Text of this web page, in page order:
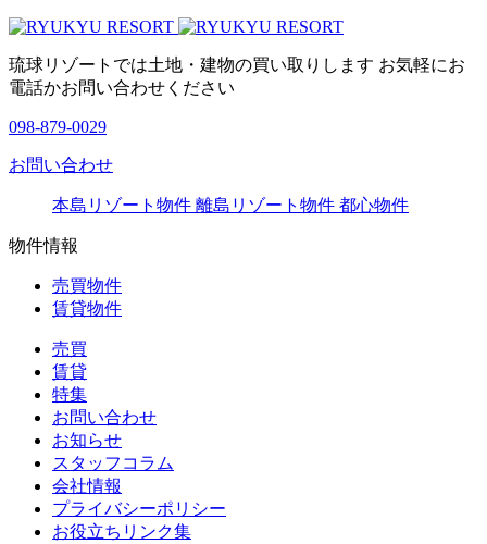
琉球リゾートでは土地・建物の買い取りします お気軽にお
電話かお問い合わせください
098-879-0029
お問い合わせ
本島リゾート物件 離島リゾート物件 都心物件
物件情報
売買物件
賃貸物件
売買
賃貸
特集
お問い合わせ
お知らせ
スタッフコラム
会社情報
プライバシーポリシー
お役立ちリンク集